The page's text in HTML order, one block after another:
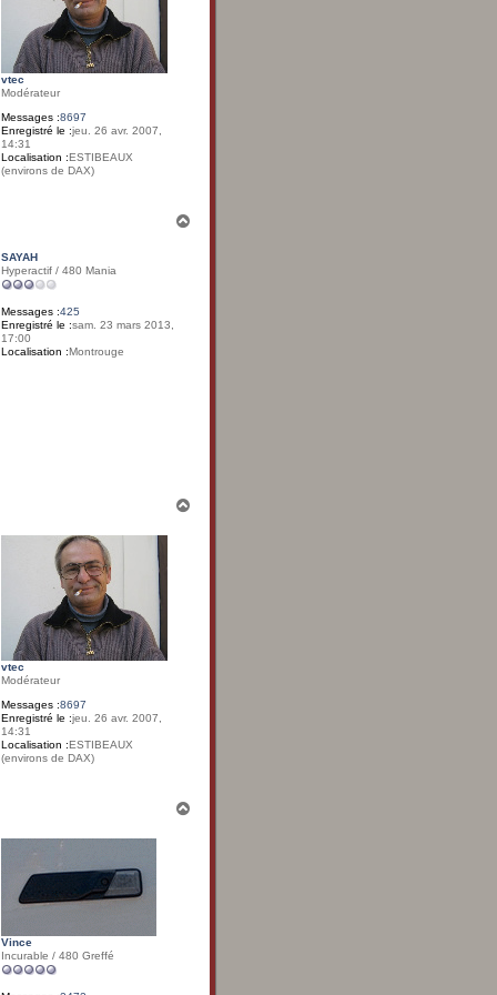
vtec
Modérateur
Messages :8697
Enregistré le :jeu. 26 avr. 2007,
14:31
Localisation :ESTIBEAUX
(environs de DAX)
SAYAH
Hyperactif / 480 Mania
Messages :425
Enregistré le :sam. 23 mars 2013,
17:00
Localisation :Montrouge
vtec
Modérateur
Messages :8697
Enregistré le :jeu. 26 avr. 2007,
14:31
Localisation :ESTIBEAUX
(environs de DAX)
Vince
Incurable / 480 Greffé